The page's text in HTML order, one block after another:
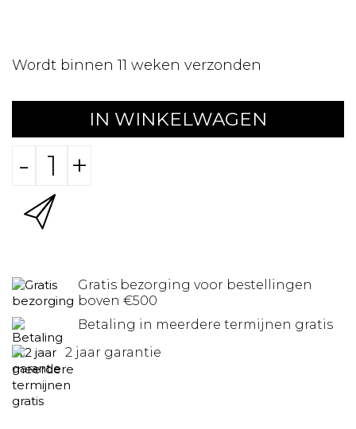
Wordt binnen 11 weken verzonden
IN WINKELWAGEN
- +
Gratis bezorging voor bestellingen
boven €500
Betaling in meerdere termijnen gratis
2 jaar garantie